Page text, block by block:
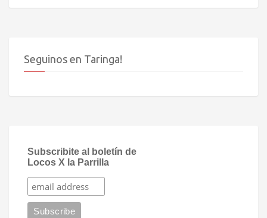
Seguinos en Taringa!
Subscribite al boletín de
Locos X la Parrilla